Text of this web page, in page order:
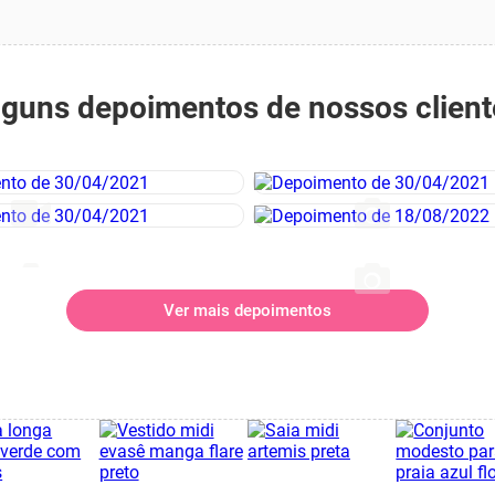
depoimentos de nossos
Ver mais depoimentos